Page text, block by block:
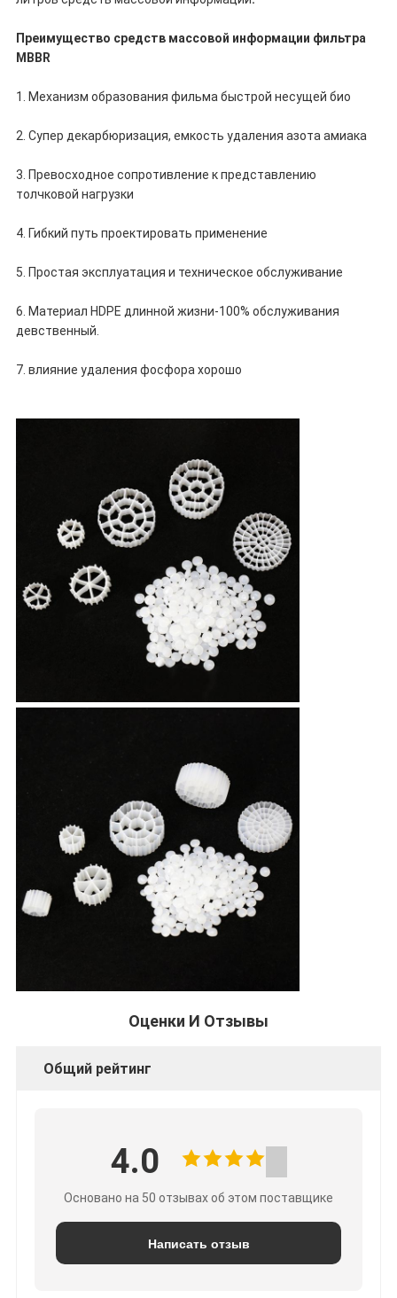
Преимущество средств массовой информации фильтра
MBBR
1. Механизм образования фильма быстрой несущей био
2. Супер декарбюризация, емкость удаления азота амиака
3. Превосходное сопротивление к представлению
толчковой нагрузки
4. Гибкий путь проектировать применение
5. Простая эксплуатация и техническое обслуживание
6. Материал HDPE длинной жизни-100% обслуживания
девственный.
7. влияние удаления фосфора хорошо
Оценки И Отзывы
Общий рейтинг
4.0
Основано на 50 отзывах об этом поставщике
Написать отзыв